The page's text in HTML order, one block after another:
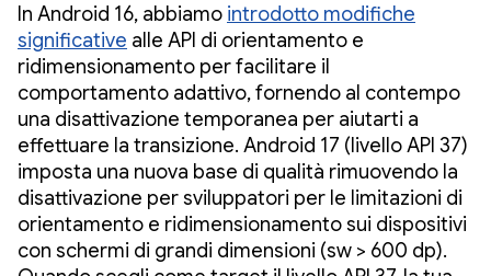
In Android 16, abbiamo introdotto modifiche
significative alle API di orientamento e
ridimensionamento per facilitare il
comportamento adattivo, fornendo al contempo
una disattivazione temporanea per aiutarti a
effettuare la transizione. Android 17 (livello API 37)
imposta una nuova base di qualità rimuovendo la
disattivazione per sviluppatori per le limitazioni di
orientamento e ridimensionamento sui dispositivi
con schermi di grandi dimensioni (sw > 600 dp).